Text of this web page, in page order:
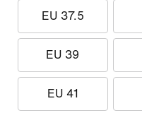
EU 37.5
EU 39
EU 41